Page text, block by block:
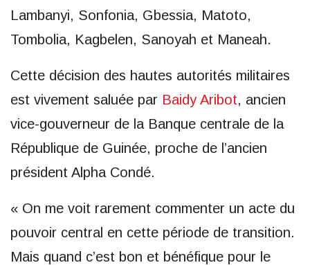
Lambanyi, Sonfonia, Gbessia, Matoto,
Tombolia, Kagbelen, Sanoyah et Maneah.
Cette décision des hautes autorités militaires
est vivement saluée par Baidy Aribot, ancien
vice-gouverneur de la Banque centrale de la
République de Guinée, proche de l’ancien
président Alpha Condé.
« On me voit rarement commenter un acte du
pouvoir central en cette période de transition.
Mais quand c’est bon et bénéfique pour le